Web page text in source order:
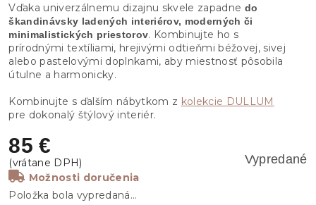
85 €
Vypredané
Možnosti doručenia
Položka bola vypredaná…
Vďaka univerzálnemu dizajnu skvele zapadne do
škandinávsky ladených interiérov, moderných či
minimalistických priestorov. Kombinujte ho s
prírodnými textíliami, hrejivými odtieňmi béžovej, sivej
alebo pastelovými doplnkami, aby miestnosť pôsobila
útulne a harmonicky.
Kombinujte s ďalším nábytkom z kolekcie DULLUM
pre dokonalý štýlový interiér.